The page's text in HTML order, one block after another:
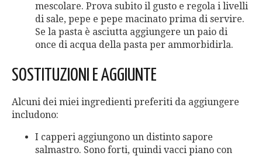
mescolare. Prova subito il gusto e regola i livelli
di sale, pepe e pepe macinato prima di servire.
Se la pasta è asciutta aggiungere un paio di
once di acqua della pasta per ammorbidirla.
SOSTITUZIONI E AGGIUNTE
Alcuni dei miei ingredienti preferiti da aggiungere
includono:
I capperi aggiungono un distinto sapore
salmastro. Sono forti, quindi vacci piano con